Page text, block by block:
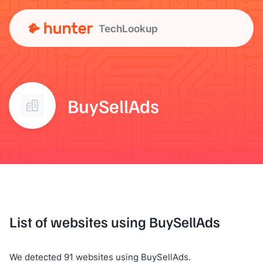
TechLookup
BuySellAds
List of websites using BuySellAds
We detected 91 websites using BuySellAds.